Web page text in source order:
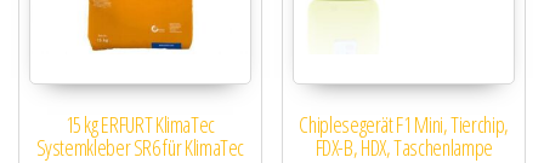
15 kg ERFURT KlimaTec
Systemkleber SR6 für KlimaTec
Chiplesegerät F1 Mini, Tierchip,
FDX-B, HDX, Taschenlampe